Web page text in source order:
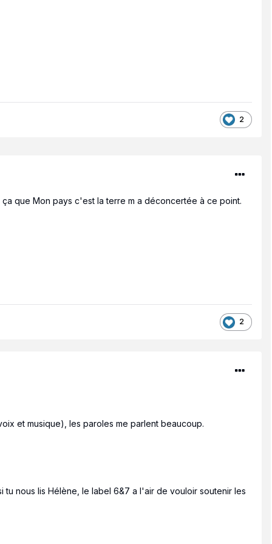
2
que Mon pays c'est la terre m a déconcertée à ce point.
2
et musique), les paroles me parlent beaucoup.
nous lis Hélène, le label 6&7 a l'air de vouloir soutenir les